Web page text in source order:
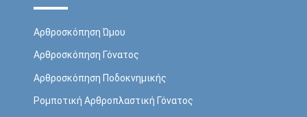
Αρθροσκόπηση Ώμου
Αρθροσκόπηση Γόνατος
Αρθροσκόπηση Ποδοκνημικής
Ρομποτική Αρθροπλαστική Γόνατος